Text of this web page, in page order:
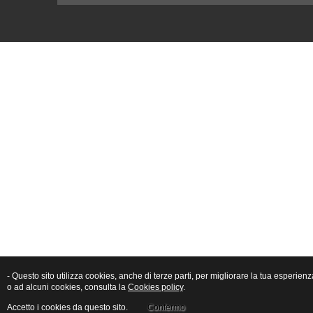
- Questo sito utilizza cookies, anche di terze parti, per migliorare la tua
o ad alcuni cookies, consulta la Cookies policy.
Accetto i cookies da questo sito. Confermo